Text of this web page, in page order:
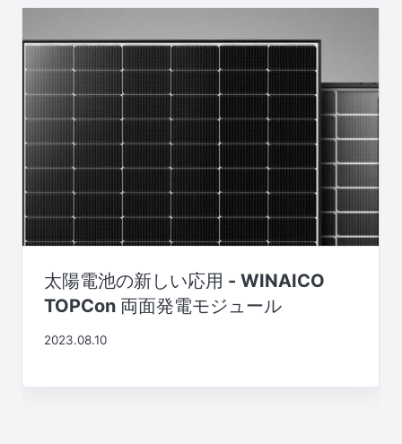
太陽電池の新しい応用 - WINAICO
TOPCon 両面発電モジュール
2023.08.10